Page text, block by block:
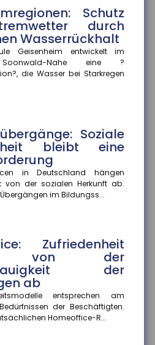
Schutz
durch
Wasserrückhalt
Geisenheim entwickelt im
Nahe eine ?
die Wasser bei Starkregen
Soziale
bleibt eine
in Deutschland hängen
von der sozialen Herkunft ab.
im Bildungss...
Zufriedenheit
von der
der
ab
entsprechen am
der Beschäftigten.
Homeoffice-R...
entsprechen am ehesten den
Beschäftigten. Weichen die
R...
Deutsche
2.000 Euro pro Jahr
aus
Selbstgeschenke auf. Besonders
und
im
Der Gesetzentwurf dazu sieht
für...
gestiegen
Ausbildungsvergütungen sind
2025/26 im Schnitt um 3,9